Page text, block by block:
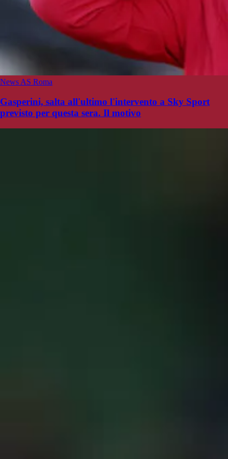
News AS Roma
Gasperini, salta all'ultimo l'intervento a Sky Sport
previsto per questa sera. Il motivo